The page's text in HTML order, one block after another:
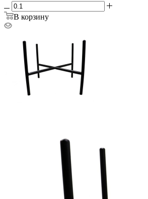
В корзину